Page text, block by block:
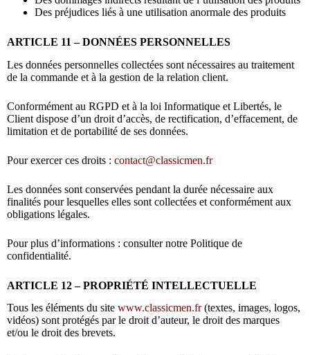
Des préjudices liés à une utilisation anormale des produits
ARTICLE 11 – DONNÉES PERSONNELLES
Les données personnelles collectées sont nécessaires au traitement
de la commande et à la gestion de la relation client.
Conformément au RGPD et à la loi Informatique et Libertés, le
Client dispose d’un droit d’accès, de rectification, d’effacement, de
limitation et de portabilité de ses données.
Pour exercer ces droits : contact@classicmen.fr
Les données sont conservées pendant la durée nécessaire aux
finalités pour lesquelles elles sont collectées et conformément aux
obligations légales.
Pour plus d’informations : consulter notre Politique de
confidentialité.
ARTICLE 12 – PROPRIÉTÉ INTELLECTUELLE
Tous les éléments du site www.classicmen.fr(textes, images, logos,
vidéos) sont protégés par le droit d’auteur, le droit des marques
et/ou le droit des brevets.